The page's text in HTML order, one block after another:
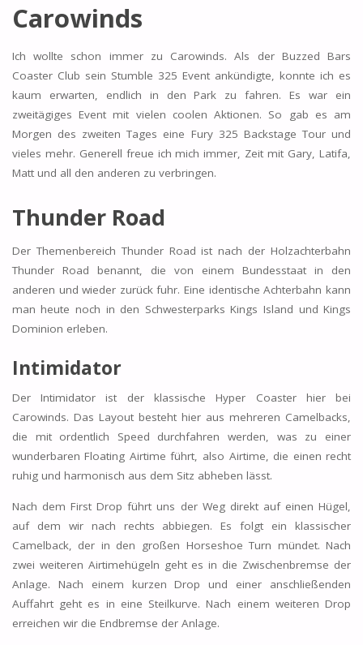
Carowinds
Ich wollte schon immer zu Carowinds. Als der Buzzed Bars
Coaster Club sein Stumble 325 Event ankündigte, konnte ich es
kaum erwarten, endlich in den Park zu fahren. Es war ein
zweitägiges Event mit vielen coolen Aktionen. So gab es am
Morgen des zweiten Tages eine Fury 325 Backstage Tour und
vieles mehr. Generell freue ich mich immer, Zeit mit Gary, Latifa,
Matt und all den anderen zu verbringen.
Thunder Road
Der Themenbereich Thunder Road ist nach der Holzachterbahn
Thunder Road benannt, die von einem Bundesstaat in den
anderen und wieder zurück fuhr. Eine identische Achterbahn kann
man heute noch in den Schwesterparks Kings Island und Kings
Dominion erleben.
Intimidator
Der Intimidator ist der klassische Hyper Coaster hier bei
Carowinds. Das Layout besteht hier aus mehreren Camelbacks,
die mit ordentlich Speed durchfahren werden, was zu einer
wunderbaren Floating Airtime führt, also Airtime, die einen recht
ruhig und harmonisch aus dem Sitz abheben lässt.
Nach dem First Drop führt uns der Weg direkt auf einen Hügel,
auf dem wir nach rechts abbiegen. Es folgt ein klassischer
Camelback, der in den großen Horseshoe Turn mündet. Nach
zwei weiteren Airtimehügeln geht es in die Zwischenbremse der
Anlage. Nach einem kurzen Drop und einer anschließenden
Auffahrt geht es in eine Steilkurve. Nach einem weiteren Drop
erreichen wir die Endbremse der Anlage.